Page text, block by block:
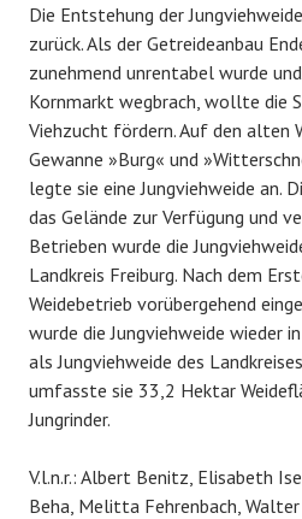
Die Entstehung der
zurück. Als der Getreideanbau
zunehmend unrentabel wurde
Kornmarkt wegbrach, wollte die
Viehzucht fördern. Auf den alten
Gewanne »Burg« und
legte sie eine Jungviehweide an.
das Gelände zur Verfügung und
Betrieben wurde die
Landkreis Freiburg. Nach dem
Weidebetrieb vorübergehend
wurde die Jungviehweide wieder
als Jungviehweide des
umfasste sie 33,2 Hektar
Jungrinder.
V.l.n.r.: Albert Benitz, Elisabeth
Beha, Melitta Fehrenbach,